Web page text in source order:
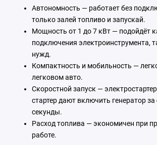
Автономность — работает без
только залей топливо и запускай.
Мощность от 1 до 7 кВт — подойдёт
подключения электроинструмента,
нужд.
Компактность и мобильность —
легковом авто.
Скоростной запуск —
стартер дают включить генератор
секунды.
Расход топлива — экономичен при
работе.